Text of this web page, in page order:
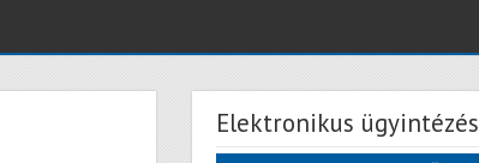
Elektronikus ügyintézés